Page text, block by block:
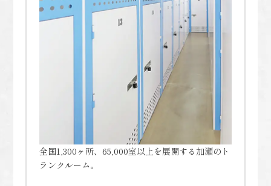
全国1,300ヶ所、65,000室以上を展開する加瀬のト
ランクルーム。